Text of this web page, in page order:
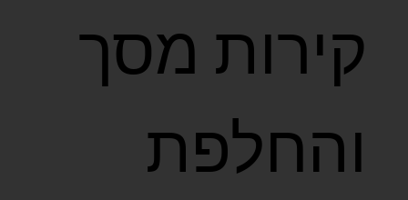
קירות מסך
והחלפת